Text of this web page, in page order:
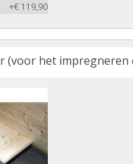
+€ 119,90
(voor het impregneren